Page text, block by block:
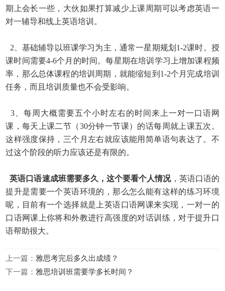
期上会长一些，大伙如果打算减少上课周期可以考虑英语一
对一辅导和线上英语培训。
2、基础辅导以班课学习为主，通常一星期规划1-2课时。授
课时间需要4-6个月的时间。每星期在培训学习上增加课程频
率，那么总体课程的培训周期，就能缩短到1-2个月完成培训
任务，而且培训质量也不会受影响。
3、每周大概需要五个小时左右的时间来上一对一口语网
课，每天上课二节（30分钟一节课）的话每周就上课五次。
这样强度保持，三个月左右就应该能用简单语句表达了。不
过这个阶段的听力应该还是有限的。
英语口语速成班需要多久，这个要看个人情况，英语口语的
提升是需要一个英语环境的，那么怎么能有这样的练习环境
呢，目前有一个选择就是上英语口语网课来实现，一对一的
口语网课上你将和外教进行高强度的对话训练，对于提升口
语帮助很大。
上一篇：雅思考完后多久出成绩？
下一篇：雅思培训班需要学多长时间？